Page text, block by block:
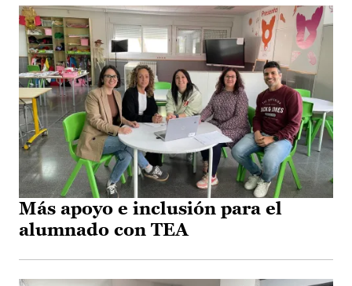
Más apoyo e inclusión para el
alumnado con TEA